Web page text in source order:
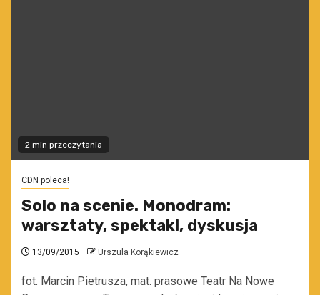
2 min przeczytania
CDN poleca!
Solo na scenie. Monodram:
warsztaty, spektakl, dyskusja
13/09/2015 Urszula Korąkiewicz
fot. Marcin Pietrusza, mat. prasowe Teatr Na Nowe